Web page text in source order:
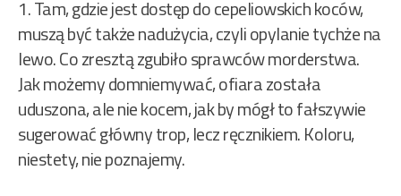
1. Tam, gdzie jest dostęp do cepeliowskich koców,
muszą być także nadużycia, czyli opylanie tychże na
lewo. Co zresztą zgubiło sprawców morderstwa.
Jak możemy domniemywać, ofiara została
uduszona, ale nie kocem, jak by mógł to fałszywie
sugerować główny trop, lecz ręcznikiem. Koloru,
niestety, nie poznajemy.